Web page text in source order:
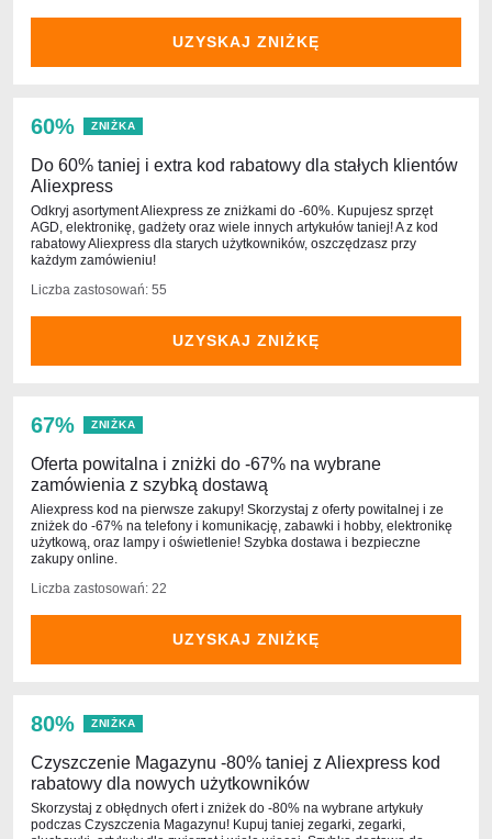
UZYSKAJ ZNIŻKĘ
60% ZNIŻKA
Do 60% taniej i extra kod rabatowy dla stałych klientów
Aliexpress
Odkryj asortyment Aliexpress ze zniżkami do -60%. Kupujesz sprzęt
AGD, elektronikę, gadżety oraz wiele innych artykułów taniej! A z kod
rabatowy Aliexpress dla starych użytkowników, oszczędzasz przy
każdym zamówieniu!
Liczba zastosowań: 55
UZYSKAJ ZNIŻKĘ
67% ZNIŻKA
Oferta powitalna i zniżki do -67% na wybrane
zamówienia z szybką dostawą
Aliexpress kod na pierwsze zakupy! Skorzystaj z oferty powitalnej i ze
zniżek do -67% na telefony i komunikację, zabawki i hobby, elektronikę
użytkową, oraz lampy i oświetlenie! Szybka dostawa i bezpieczne
zakupy online.
Liczba zastosowań: 22
UZYSKAJ ZNIŻKĘ
80% ZNIŻKA
Czyszczenie Magazynu -80% taniej z Aliexpress kod
rabatowy dla nowych użytkowników
Skorzystaj z obłędnych ofert i zniżek do -80% na wybrane artykuły
podczas Czyszczenia Magazynu! Kupuj taniej zegarki, zegarki,